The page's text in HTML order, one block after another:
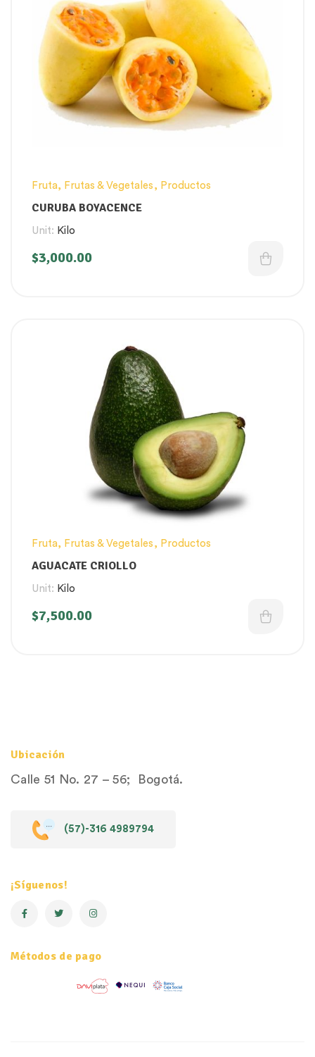
Fruta, Frutas & Vegetales , Productos
CURUBA BOYACENCE
Unit: Kilo
$3,000.00
Fruta, Frutas & Vegetales , Productos
AGUACATE CRIOLLO
Unit: Kilo
$7,500.00
Ubicación
Calle 51 No. 27 – 56; Bogotá.
(57)-316 4989794
¡Síguenos!
Métodos de pago